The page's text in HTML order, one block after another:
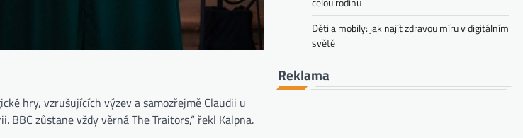
hry, vzrušujících výzev a samozřejmě Claudii u
zůstane vždy věrná The Traitors,“ řekl Kalpna.
Děti a mobily: jak najít zdravou míru v digitálním
světě
Reklama